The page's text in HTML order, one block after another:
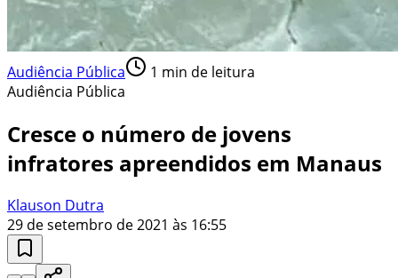
Audiência Pública 1 min de leitura
Audiência Pública
Cresce o número de jovens
infratores apreendidos em Manaus
Klauson Dutra
29 de setembro de 2021 às 16:55